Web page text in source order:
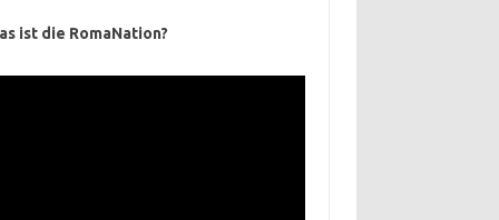
ist die RomaNation?